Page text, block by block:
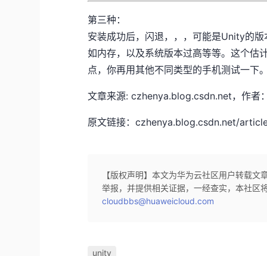
第三种：
安装成功后，闪退，，，可能是Unity的
如内存，以及系统版本过高等等。这个估
点，你再用其他不同类型的手机测试一下
文章来源: czhenya.blog.csdn.net，作者
原文链接：czhenya.blog.csdn.net/
【版权声明】本文为华为云社区用户转载
举报，并提供相关证据，一经查实，本社区
cloudbbs@huaweicloud.com
unity